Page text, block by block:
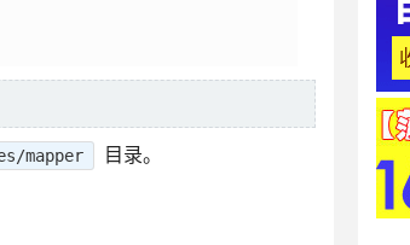
mapper 目录。